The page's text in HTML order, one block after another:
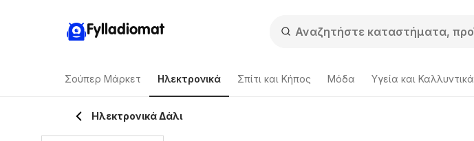
Fylladiomat
Σούπερ Μάρκετ Hλεκτρονικά Σπίτι και Κήπος Μόδα Υγεία και Καλλυντικά
Hλεκτρονικά Δάλι